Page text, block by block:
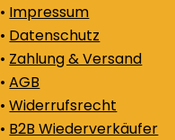
• Impressum
• Datenschutz
• Zahlung & Versand
•AGB
•Widerrufsrecht
• B2B Wiederverkäufer